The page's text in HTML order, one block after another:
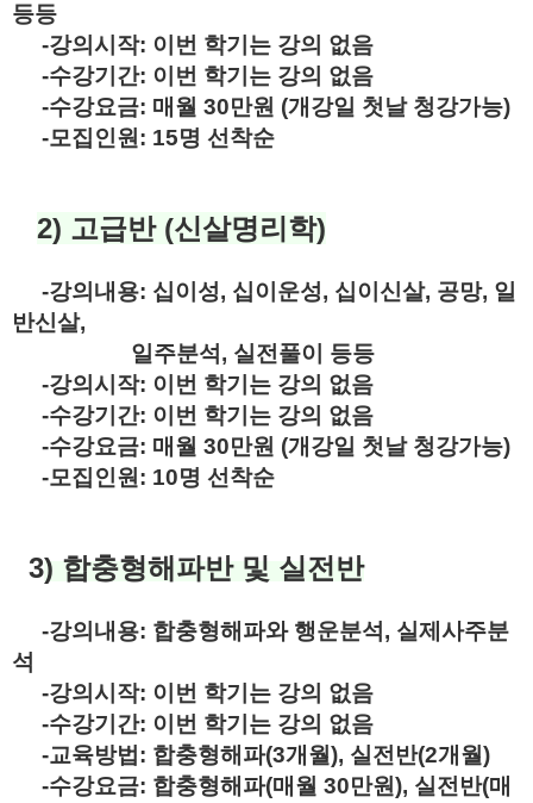
등등
-강의시작: 이번 학기는 강의 없음
-수강기간: 이번 학기는 강의 없음
-수강요금: 매월 30만원 (개강일 첫날 청강가능)
-모집인원: 15명 선착순
2) 고급반 (신살명리학)
-강의내용: 십이성, 십이운성, 십이신살, 공망, 일
반신살,
일주분석, 실전풀이 등등
-강의시작: 이번 학기는 강의 없음
-수강기간: 이번 학기는 강의 없음
-수강요금: 매월 30만원 (개강일 첫날 청강가능)
-모집인원: 10명 선착순
3) 합충형해파반 및 실전반
-강의내용: 합충형해파와 행운분석, 실제사주분
석
-강의시작: 이번 학기는 강의 없음
-수강기간: 이번 학기는 강의 없음
-교육방법: 합충형해파(3개월), 실전반(2개월)
-수강요금: 합충형해파(매월 30만원), 실전반(매